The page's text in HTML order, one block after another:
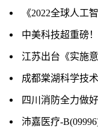
四川消防全力做